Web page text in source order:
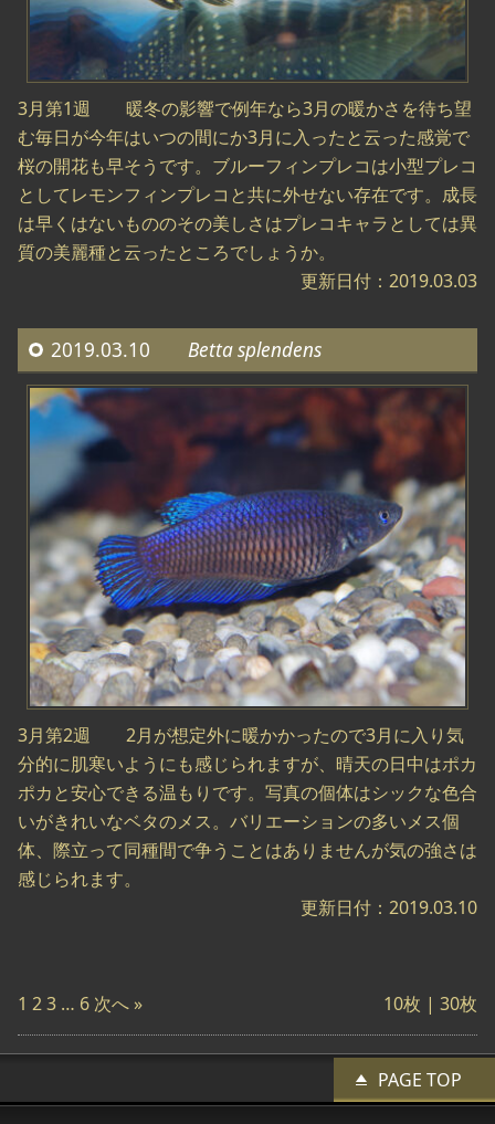
3月第1週 暖冬の影響で例年なら3月の暖かさを待ち望
む毎日が今年はいつの間にか3月に入ったと云った感覚で
桜の開花も早そうです。ブルーフィンプレコは小型プレコ
としてレモンフィンプレコと共に外せない存在です。成長
は早くはないもののその美しさはプレコキャラとしては異
質の美麗種と云ったところでしょうか。
更新日付：2019.03.03
2019.03.10 Betta splendens
3月第2週 2月が想定外に暖かかったので3月に入り気
分的に肌寒いようにも感じられますが、晴天の日中はポカ
ポカと安心できる温もりです。写真の個体はシックな色合
いがきれいなベタのメス。バリエーションの多いメス個
体、際立って同種間で争うことはありませんが気の強さは
感じられます。
更新日付：2019.03.10
1 23 … 6次へ » 10枚 | 30枚
PAGE TOP